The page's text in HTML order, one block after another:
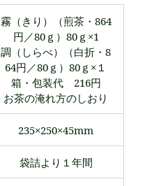
霧（きり）（煎茶・864
円／80ｇ）80ｇ×1
調（しらべ）（白折・8
64円／80ｇ）80ｇ×１
箱・包装代 216円
お茶の淹れ方のしおり
235×250×45mm
袋詰より１年間